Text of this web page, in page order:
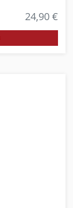
24,90 €